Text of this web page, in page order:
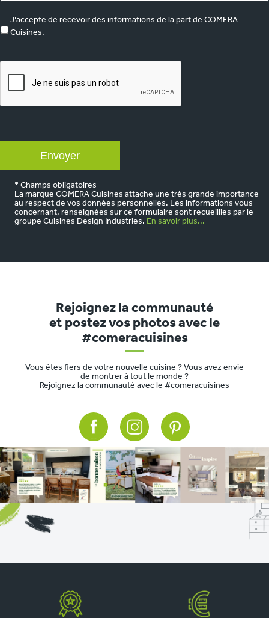
marketing
J’accepte de recevoir des informations de la part de COMERA
Cuisines.
* Champs obligatoires
La marque COMERA Cuisines attache une très grande importance
au respect de vos données personnelles. Les informations vous
concernant, renseignées sur ce formulaire sont recueillies par le
groupe Cuisines Design Industries. En savoir plus...
Rejoignez la communauté
et postez vos photos avec le
#comeracuisines
Vous êtes fiers de votre nouvelle cuisine ? Vous avez envie
de montrer à tout le monde ?
Rejoignez la communauté avec le #comeracuisines